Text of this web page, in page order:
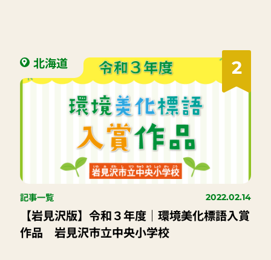
2
北海道
記事一覧 2022.02.14
【岩見沢版】令和３年度｜環境美化標語入賞
作品 岩見沢市立中央小学校